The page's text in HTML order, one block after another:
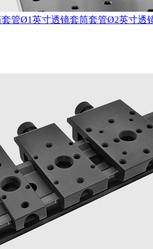
管Ø1英寸透镜套筒套管Ø2英寸透